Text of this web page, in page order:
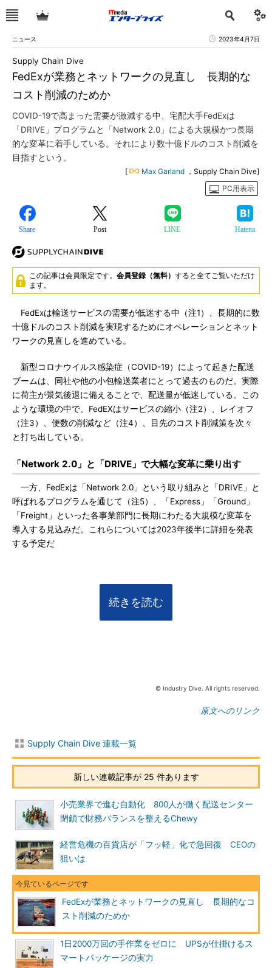
ニュース 2023年4月7日
FedExが業務とネットワークの見直し 長期的な
コスト削減のためか
Supply Chain Dive
COVID-19で高まった需要が激減する中、宅配大手FedExは
「DRIVE」プログラムと「Network 2.0」による大規模かつ長期
的な変革に着手している。それにより数十億ドルのコスト削減を
目指すという。
[ Max Garland ，Supply Chain Dive]
PC用表示
Share Post LINE Hatena
この記事は会員限定です。 会員登録（無料） すると全てご覧いただけ
ます。
FedExは輸送サービスの需要が低迷する中（注1）、長期的に数
十億ドルのコスト削減を実現するためにオペレーションとネット
ワークの見直しを進めている。
新型コロナウイルス感染症（COVID-19）によって起きた配送
ブームは、同社や他の小包輸送業者にとって過去のものだ。実際
に荷主が景気後退に備えることで、配送量が低迷している。この
ような環境の中で、FedEXはサービスの縮小（注2）、レイオフ
（注3）、便数の削減など（注4）、目先のコスト削減策を次々
と打ち出している。
「Network 2.0」と「DRIVE」で大幅な変革に乗り出す
一方、FedExは「Network 2.0」という取り組みと「DRIVE」と
呼ばれるプログラムを通じて（注5）、「Express」「Ground」
「Freight」といった各事業部門に長期にわたる大規模な変革を
導入する見込みだ。これらについては2023年後半に詳細を発表
する予定だ
続きを読む
© Industry Dive. All rights reserved.
原文へのリンク
Supply Chain Dive 連載一覧
新しい連載記事が 25 件あります
小売業界で進む自動化 800人が働く配送センター
閉鎖で財務バランスを整えるChewy
経営危機の百貨店が「フッ軽」化で急回復 CEOの
狙いは
FedExが業務とネットワークの見直し 長期的なコ
スト削減のためか
1日2000万回の手作業をゼロに UPSが仕掛けるス
マートパッケージの実力